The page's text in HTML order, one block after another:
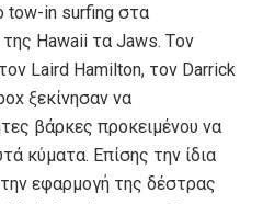
tow-in surfing στα
Hawaii τα Jaws. Tον
Laird Hamilton, τον Darrick
ξεκίνησαν να
βάρκες προκειμένου να
κύματα. Επίσης την ίδια
εφαρμογή της δέστρας